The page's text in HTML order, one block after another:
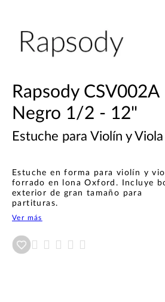
Rapsody CSV002A
Negro 1/2 - 12"
Estuche para Violín y Viola
Estuche en forma para violín y
forrado en lona Oxford. Incluye
exterior de gran tamaño para
partituras.
Ver más